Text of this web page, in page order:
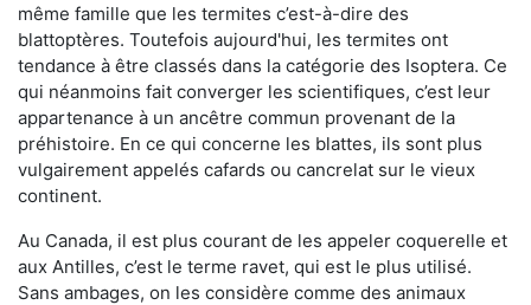
même famille que les termites c’est-à-dire des
blattoptères. Toutefois aujourd'hui, les termites ont
tendance à être classés dans la catégorie des Isoptera. Ce
qui néanmoins fait converger les scientifiques, c’est leur
appartenance à un ancêtre commun provenant de la
préhistoire. En ce qui concerne les blattes, ils sont plus
vulgairement appelés cafards ou cancrelat sur le vieux
continent.
Au Canada, il est plus courant de les appeler coquerelle et
aux Antilles, c’est le terme ravet, qui est le plus utilisé.
Sans ambages, on les considère comme des animaux